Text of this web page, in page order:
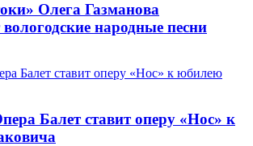
Олега Газманова
народные песни
Балет ставит оперу «Нос» к